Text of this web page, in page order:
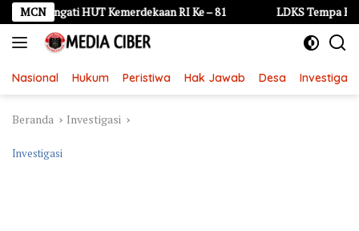
Langsung
ke
konten
MCN
HUT Kemerdekaan RI Ke – 81 LDKS Tempa Karakter dan
Nasional Hukum Peristiwa Hak Jawab Desa Investigasi
Beranda Investigasi
Investigasi